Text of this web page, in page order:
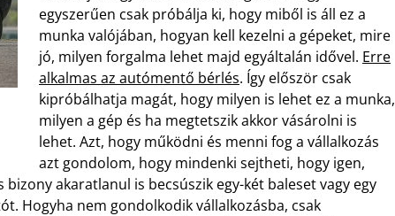
egyszerűen csak próbálja ki, hogy miből is áll ez a
munka valójában, hogyan kell kezelni a gépeket, mire
jó, milyen forgalma lehet majd egyáltalán idővel. Erre
alkalmas az autómentő bérlés. Így először csak
kipróbálhatja magát, hogy milyen is lehet ez a munka,
milyen a gép és ha megtetszik akkor vásárolni is
lehet. Azt, hogy működni és menni fog a vállalkozás
azt gondolom, hogy mindenki sejtheti, hogy igen,
akaratlanul is becsúszik egy-két baleset vagy egy
Hogyha nem gondolkodik vállalkozásba, csak